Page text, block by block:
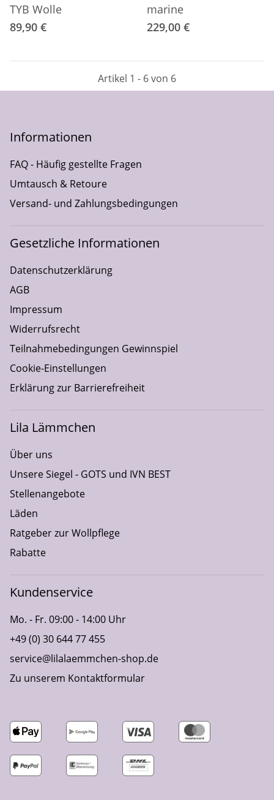
TYB Wolle
89,90 €
marine
229,00 €
Artikel 1 - 6 von 6
Informationen
FAQ - Häufig gestellte Fragen
Umtausch & Retoure
Versand- und Zahlungsbedingungen
Gesetzliche Informationen
Datenschutzerklärung
AGB
Impressum
Widerrufsrecht
Teilnahmebedingungen Gewinnspiel
Cookie-Einstellungen
Erklärung zur Barrierefreiheit
Lila Lämmchen
Über uns
Unsere Siegel - GOTS und IVN BEST
Stellenangebote
Läden
Ratgeber zur Wollpflege
Rabatte
Kundenservice
Mo. - Fr. 09:00 - 14:00 Uhr
+49 (0) 30 644 77 455
service@lilalaemmchen-shop.de
Zu unserem Kontaktformular